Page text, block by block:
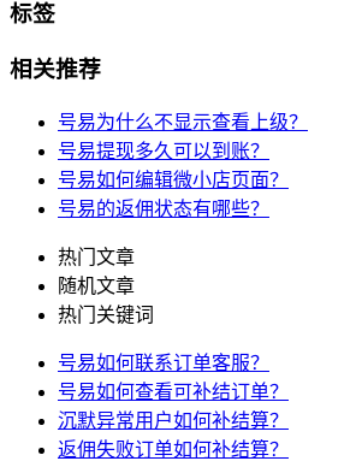
标签
相关推荐
号易为什么不显示查看上级？
号易提现多久可以到账？
号易如何编辑微小店页面？
号易的返佣状态有哪些？
热门文章
随机文章
热门关键词
号易如何联系订单客服？
号易如何查看可补结订单？
沉默异常用户如何补结算？
返佣失败订单如何补结算？